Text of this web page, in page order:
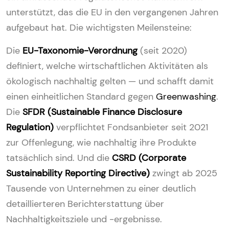
unterstützt, das die EU in den vergangenen Jahren
aufgebaut hat. Die wichtigsten Meilensteine:
Die EU-Taxonomie-Verordnung(seit 2020)
definiert, welche wirtschaftlichen Aktivitäten als
ökologisch nachhaltig gelten — und schafft damit
einen einheitlichen Standard gegen Greenwashing.
Die SFDR (Sustainable Finance Disclosure
Regulation) verpflichtet Fondsanbieter seit 2021
zur Offenlegung, wie nachhaltig ihre Produkte
tatsächlich sind. Und die CSRD (Corporate
Sustainability Reporting Directive) zwingt ab 2025
Tausende von Unternehmen zu einer deutlich
detaillierteren Berichterstattung über
Nachhaltigkeitsziele und -ergebnisse.